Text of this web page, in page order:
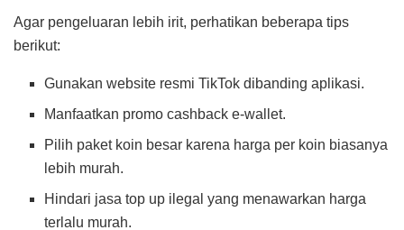
Agar pengeluaran lebih irit, perhatikan beberapa tips
berikut:
Gunakan website resmi TikTok dibanding aplikasi.
Manfaatkan promo cashback e-wallet.
Pilih paket koin besar karena harga per koin biasanya
lebih murah.
Hindari jasa top up ilegal yang menawarkan harga
terlalu murah.